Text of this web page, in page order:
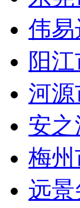
伟
阳
河
安
梅
远